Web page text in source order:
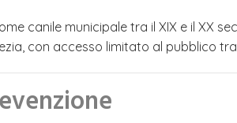
canile municipale tra il XIX e il XX
con accesso limitato al pubblico